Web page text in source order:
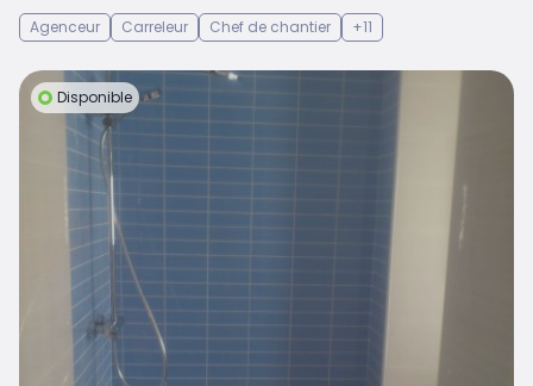
Agenceur
Carreleur Chef de chantier +11
Disponible